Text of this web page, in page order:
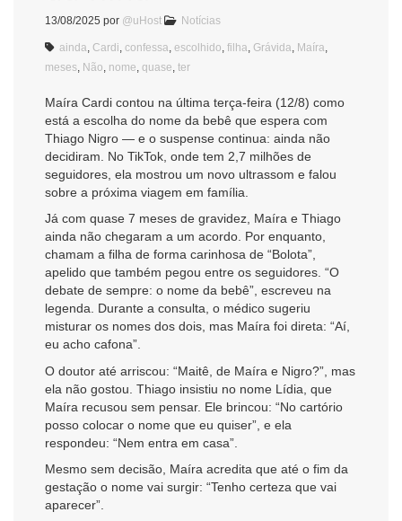
13/08/2025 por @uHost Notícias
ainda Cardi confessa escolhido filha Grávida Maíra
meses Não nome quase ter
Maíra Cardi contou na última terça-feira (12/8) como
está a escolha do nome da bebê que espera com
Thiago Nigro — e o suspense continua: ainda não
decidiram. No TikTok, onde tem 2,7 milhões de
seguidores, ela mostrou um novo ultrassom e falou
sobre a próxima viagem em família.
Já com quase 7 meses de gravidez, Maíra e Thiago
ainda não chegaram a um acordo. Por enquanto,
chamam a filha de forma carinhosa de “Bolota”,
apelido que também pegou entre os seguidores. “O
debate de sempre: o nome da bebê”, escreveu na
legenda. Durante a consulta, o médico sugeriu
misturar os nomes dos dois, mas Maíra foi direta: “Aí,
eu acho cafona”.
O doutor até arriscou: “Maitê, de Maíra e Nigro?”, mas
ela não gostou. Thiago insistiu no nome Lídia, que
Maíra recusou sem pensar. Ele brincou: “No cartório
posso colocar o nome que eu quiser”, e ela
respondeu: “Nem entra em casa”.
Mesmo sem decisão, Maíra acredita que até o fim da
gestação o nome vai surgir: “Tenho certeza que vai
aparecer”.